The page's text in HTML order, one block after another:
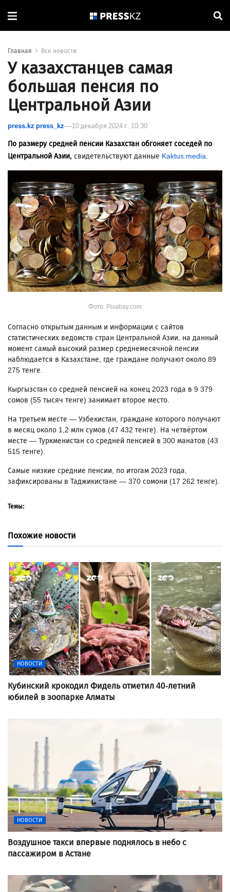
Главная Все новости
У казахстанцев самая
большая пенсия по
Центральной Азии
press.kz press_kz 10 декабря 2024 г. 10:30
По размеру средней пенсии Казахстан обгоняет соседей по
Центральной Азии, свидетельствуют данные Kaktus.media.
Фото: Pixabay.com
Согласно открытым данным и информации с сайтов
статистических ведомств стран Центральной Азии, на данный
момент самый высокий размер среднемесячной пенсии
наблюдается в Казахстане, где граждане получают около 89
275 тенге.
Кыргызстан со средней пенсией на конец 2023 года в 9 379
сомов (55 тысяч тенге) занимает второе место.
На третьем месте — Узбекистан, граждане которого получают
в месяц около 1,2 млн сумов (47 432 тенге). На четвёртом
месте — Туркменистан со средней пенсией в 300 манатов (43
515 тенге).
Самые низкие средние пенсии, по итогам 2023 года,
зафиксированы в Таджикистане — 370 сомони (17 262 тенге).
Темы:
Похожие новости
НОВОСТИ
Кубинский крокодил Фидель отметил 40-летний
юбилей в зоопарке Алматы
НОВОСТИ
Воздушное такси впервые поднялось в небо с
пассажиром в Астане